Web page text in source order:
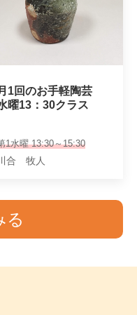
1回のお手軽陶芸
曜13：30クラス
1水曜 13:30～15:30
合 牧人
る